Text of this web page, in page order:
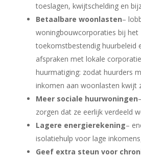
toeslagen, kwijtschelding en
Betaalbare woonlasten–
woningbouwcorporaties bij het
toekomstbestendig huurbeleid
afspraken met lokale
huurmatiging: zodat huurders
inkomen aan woonlasten kwijt
Meer sociale huurwoningen
zorgen dat ze eerlijk verdeeld
Lagere energierekening–
isolatiehulp voor lage
Geef extra steun voor